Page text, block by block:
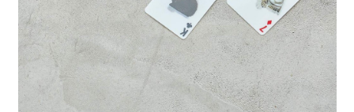
易，需依本服務之必要範圍內提供個人資料，並將交易相關給付款項請求債
權轉讓予恩沛科技股份有限公司。
２．關於個人資料處理事宜，請瀏覽以下網址：
https://aftee.tw/terms/#terms3
３．未成年的使用者請事先徵得法定代理人或監護人之同意方可使用
「AFTEE先享後付」，若未經同意申辦者引起之損失，本公司不負相關責
任。
４．使用「AFTEE先享後付」時，將依據個別帳號之用戶狀況，依本公司即
時審查核予不同之上限額度；若仍有額度不足之情形，本公司將視審查結果